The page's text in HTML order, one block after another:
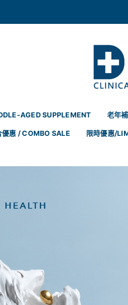
AGED SUPPLEMENT 老年
優惠 / COMBO SALE 限時優惠/